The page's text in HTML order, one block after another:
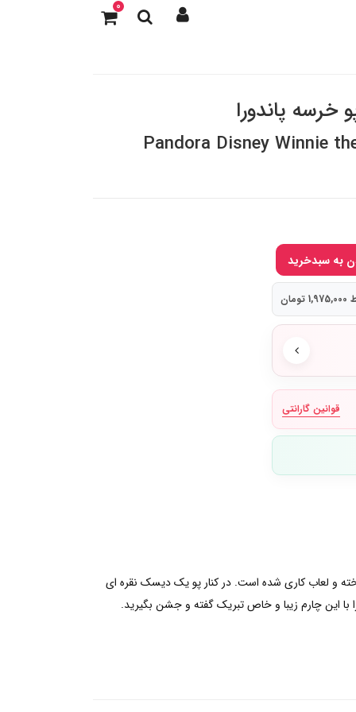
0
خرسه پاندورا
Pandora Disney Winnie
قوانین گارانتی
و لعاب کاری شده است. در کنار پو یک دیسک نقره ای